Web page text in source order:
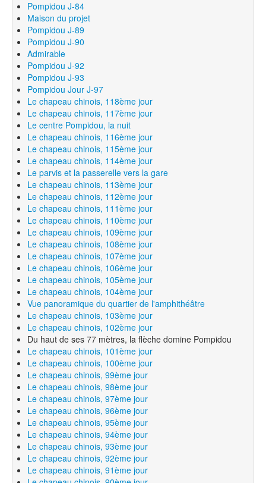
Pompidou J-84
Maison du projet
Pompidou J-89
Pompidou J-90
Admirable
Pompidou J-92
Pompidou J-93
Pompidou Jour J-97
Le chapeau chinois, 118ème jour
Le chapeau chinois, 117ème jour
Le centre Pompidou, la nuit
Le chapeau chinois, 116ème jour
Le chapeau chinois, 115ème jour
Le chapeau chinois, 114ème jour
Le parvis et la passerelle vers la gare
Le chapeau chinois, 113ème jour
Le chapeau chinois, 112ème jour
Le chapeau chinois, 111ème jour
Le chapeau chinois, 110ème jour
Le chapeau chinois, 109ème jour
Le chapeau chinois, 108ème jour
Le chapeau chinois, 107ème jour
Le chapeau chinois, 106ème jour
Le chapeau chinois, 105ème jour
Le chapeau chinois, 104ème jour
Vue panoramique du quartier de l'amphithéâtre
Le chapeau chinois, 103ème jour
Le chapeau chinois, 102ème jour
Du haut de ses 77 mètres, la flèche domine Pompidou
Le chapeau chinois, 101ème jour
Le chapeau chinois, 100ème jour
Le chapeau chinois, 99ème jour
Le chapeau chinois, 98ème jour
Le chapeau chinois, 97ème jour
Le chapeau chinois, 96ème jour
Le chapeau chinois, 95ème jour
Le chapeau chinois, 94ème jour
Le chapeau chinois, 93ème jour
Le chapeau chinois, 92ème jour
Le chapeau chinois, 91ème jour